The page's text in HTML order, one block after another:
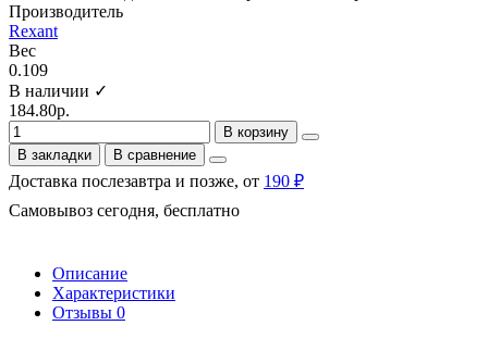
Производитель
Rexant
Вес
0.109
В наличии ✓
184.80р.
В корзину
В закладки
В сравнение
Доставка послезавтра и позже, от 190 ₽
Самовывоз сегодня, бесплатно
Описание
Характеристики
Отзывы 0